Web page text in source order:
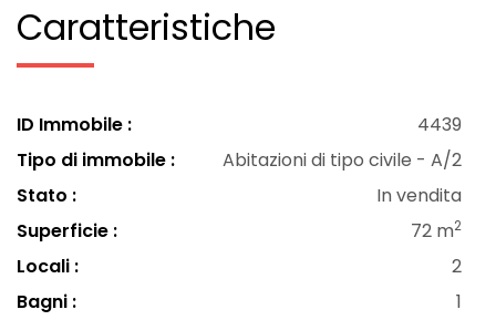
Caratteristiche
ID Immobile :
4439
Tipo di immobile :
Abitazioni di tipo civile - A/2
Stato :
In vendita
Superficie :
72 m2
Locali :
2
Bagni :
1